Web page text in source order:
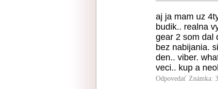
aj ja mam uz
budik.. realna
gear 2 som dal
bez nabijania.
den.. viber.
veci.. kup a
Odpovedať Známka: